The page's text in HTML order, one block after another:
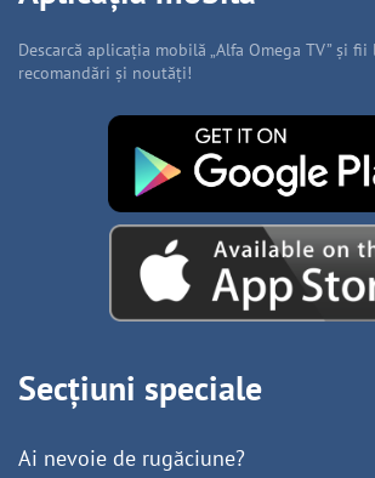
Descarcă aplicația mobilă „Alfa Omega TV” și
recomandări și noutăți!
Secțiuni speciale
Ai nevoie de rugăciune?